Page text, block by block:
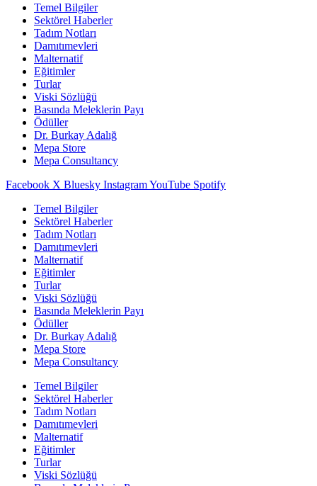
Temel Bilgiler
Sektörel Haberler
Tadım Notları
Damıtımevleri
Malternatif
Eğitimler
Turlar
Viski Sözlüğü
Basında Meleklerin Payı
Ödüller
Dr. Burkay Adalığ
Mepa Store
Mepa Consultancy
Facebook X Bluesky InstagramYouTube Spotify
Temel Bilgiler
Sektörel Haberler
Tadım Notları
Damıtımevleri
Malternatif
Eğitimler
Turlar
Viski Sözlüğü
Basında Meleklerin Payı
Ödüller
Dr. Burkay Adalığ
Mepa Store
Mepa Consultancy
Temel Bilgiler
Sektörel Haberler
Tadım Notları
Damıtımevleri
Malternatif
Eğitimler
Turlar
Viski Sözlüğü